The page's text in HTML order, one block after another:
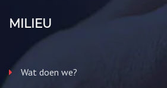
MILIEU
Wat doen we?